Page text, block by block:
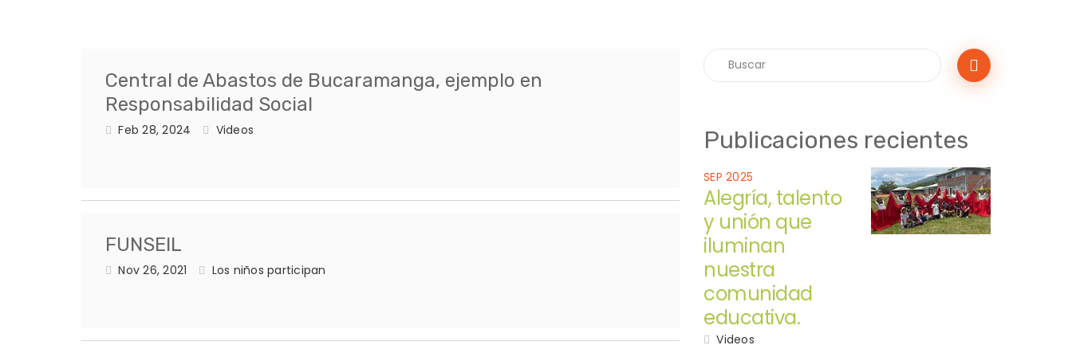
Central de Abastos de Bucaramanga, ejemplo en
Responsabilidad Social
Feb 28, 2024 Videos
FUNSEIL
Nov 26, 2021 Los niños participan
Publicaciones recientes
SEP 2025
Alegría, talento
y unión que
iluminan
nuestra
comunidad
educativa.
Videos